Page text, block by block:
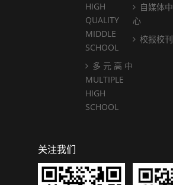
HIGH
QUALITY
MIDDLE
SCHOOL
多 元 高 中
MULTIPLE
HIGH
SCHOOL
自媒体中
心
校报校刊
关注我们